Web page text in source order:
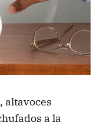
altavoces
a la